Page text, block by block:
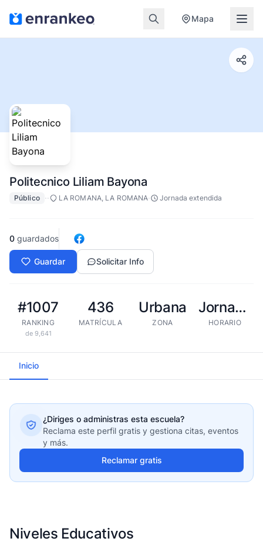
Mapa
Politecnico Liliam Bayona
Público ·· LA ROMANA, LA ROMANA· Jornada extendida
0 guardados
Guardar Solicitar Info
#1007
RANKING
de 9,641
436
MATRÍCULA
Urbana
ZONA
Jornada extendida
HORARIO
Inicio
¿Diriges o administras esta escuela?
Reclama este perfil gratis y gestiona citas, eventos
y más.
Reclamar gratis
Niveles Educativos